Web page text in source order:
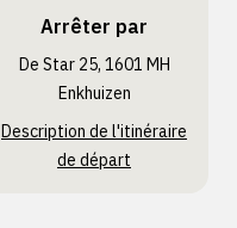
Arrêter par
De Star 25, 1601 MH
Enkhuizen
Description de l'itinéraire
de départ